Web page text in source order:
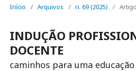
Início / Arquivos / n. 69 (2025) /
INDUÇÃO
DOCENTE
caminhos para uma